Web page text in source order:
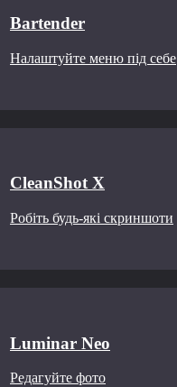
Bartender
Налаштуйте меню під себе
CleanShot X
Робіть будь-які скриншоти
Luminar Neo
Редагуйте фото